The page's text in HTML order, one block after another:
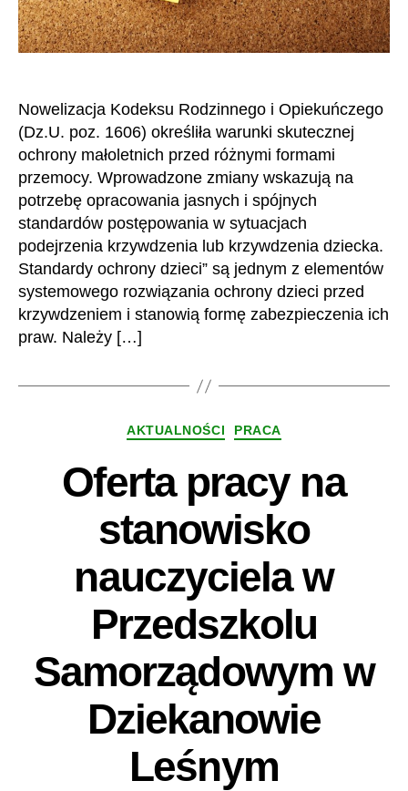
Nowelizacja Kodeksu Rodzinnego i Opiekuńczego
(Dz.U. poz. 1606) określiła warunki skutecznej
ochrony małoletnich przed różnymi formami
przemocy. Wprowadzone zmiany wskazują na
potrzebę opracowania jasnych i spójnych
standardów postępowania w sytuacjach
podejrzenia krzywdzenia lub krzywdzenia dziecka.
Standardy ochrony dzieci” są jednym z elementów
systemowego rozwiązania ochrony dzieci przed
krzywdzeniem i stanowią formę zabezpieczenia ich
praw. Należy […]
Kategorie
AKTUALNOŚCI PRACA
Oferta pracy na
stanowisko
nauczyciela w
Przedszkolu
Samorządowym w
Dziekanowie
Leśnym